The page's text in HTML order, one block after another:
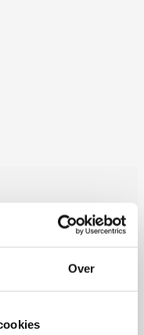
Over
of cardiac
models